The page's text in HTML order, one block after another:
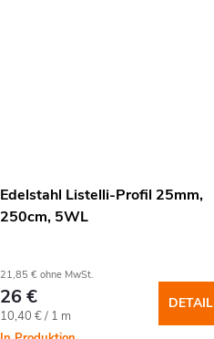
Edelstahl Listelli-Profil 25mm,
250cm, 5WL
21,85 € ohne MwSt.
26 €
Verkaufspreis:
10,40 € / 1 m
DETAIL